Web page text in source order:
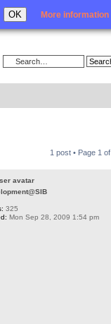
OK More information
Login
1 post • Page 1 of
325
Mon Sep 28, 2009 1:54 pm